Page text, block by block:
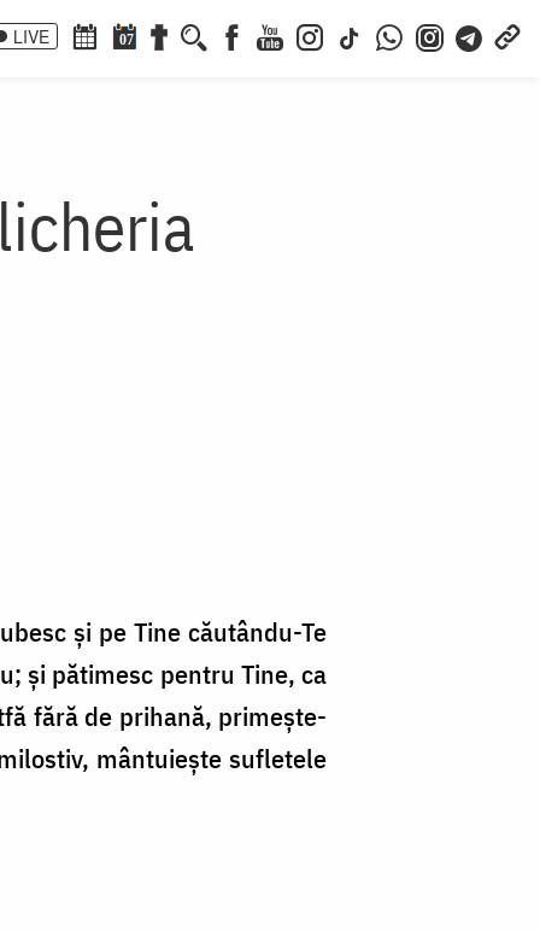
LIVE 07
și pe Tine căutându-Te
și pătimesc pentru Tine, ca
fără de prihană, primește-
mântuiește sufletele